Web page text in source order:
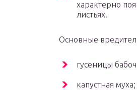
характерно
листьях.
Основные
гусеницы
капустная муха;